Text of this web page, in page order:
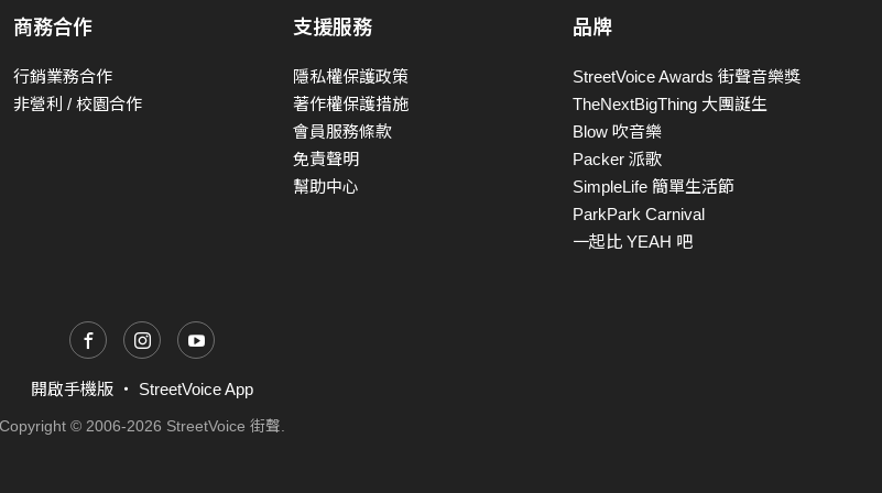
商務合作
行銷業務合作
非營利 / 校園合作
支援服務
隱私權保護政策
著作權保護措施
會員服務條款
免責聲明
幫助中心
品牌
StreetVoice Awards 街聲音樂獎
TheNextBigThing 大團誕生
Blow 吹音樂
Packer 派歌
SimpleLife 簡單生活節
ParkPark Carnival
一起比 YEAH 吧
開啟手機版 ・ StreetVoice App
Copyright © 2006-2026 StreetVoice 街聲.